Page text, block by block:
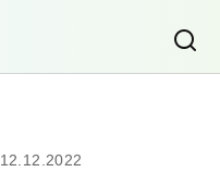
12.12.2022